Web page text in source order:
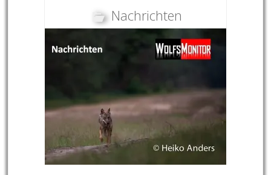
Nachrichten